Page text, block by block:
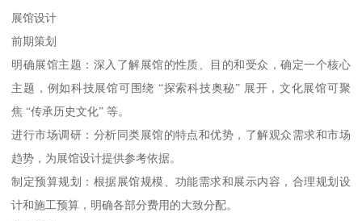
展馆设计
前期策划
明确展馆主题：深入了解展馆的性质、目的和受众，确定一个核心
主题，例如科技展馆可围绕 “探索科技奥秘” 展开，文化展馆可聚
焦 “传承历史文化” 等。
进行市场调研：分析同类展馆的特点和优势，了解观众需求和市场
趋势，为展馆设计提供参考依据。
制定预算规划：根据展馆规模、功能需求和展示内容，合理规划设
计和施工预算，明确各部分费用的大致分配。